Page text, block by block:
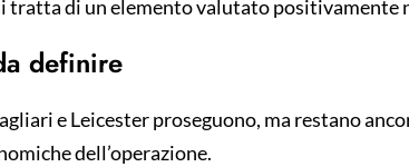
tratta di un elemento valutato positivamente
definire
e Leicester proseguono, ma restano
dell’operazione.